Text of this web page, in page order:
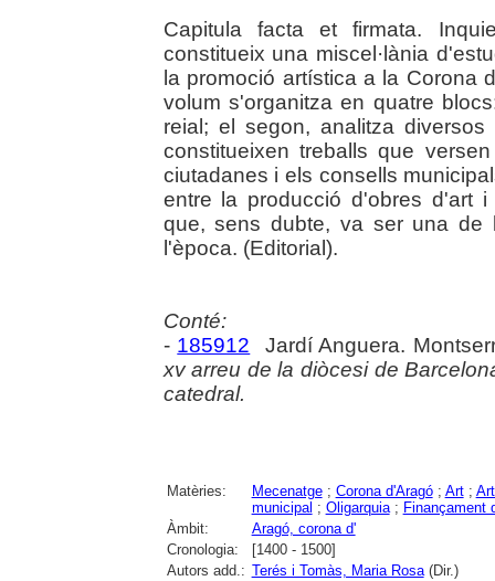
Capitula facta et firmata.
constitueix una miscel·lània
la promoció artística a la Corona
volum s'organitza en quatre
reial; el segon, analitza
constitueixen treballs que
ciutadanes i els consells
entre la producció d'obres d'art
que, sens dubte, va ser una de
l'època. (Editorial).
Conté:
- 185912 Jardí Anguera.
xv arreu de la diòcesi de
catedral.
Matèries: Mecenatge; Corona d'Aragó; Art;
municipal ; Oligarquia; Finançament
Àmbit:
Aragó, corona d'
Cronologia:
[1400 - 1500]
Autors add.: Terés i Tomàs, Maria Rosa(Dir.)